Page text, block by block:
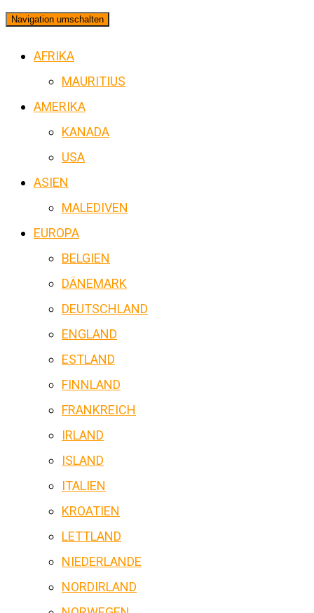
Navigation umschalten
AFRIKA
MAURITIUS
AMERIKA
KANADA
USA
ASIEN
MALEDIVEN
EUROPA
BELGIEN
DÄNEMARK
DEUTSCHLAND
ENGLAND
ESTLAND
FINNLAND
FRANKREICH
IRLAND
ISLAND
ITALIEN
KROATIEN
LETTLAND
NIEDERLANDE
NORDIRLAND